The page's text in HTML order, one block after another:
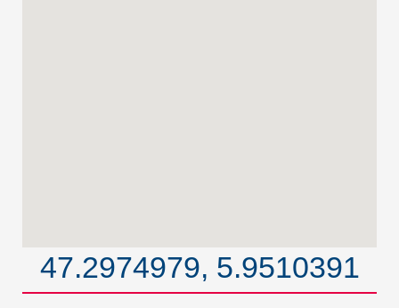
47.2974979, 5.9510391